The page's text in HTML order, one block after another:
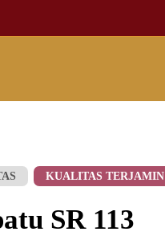
KUALITAS TERJAMIN
SR 113